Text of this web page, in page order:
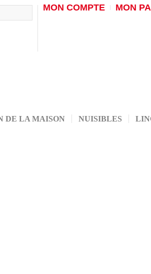
MON COMPTE MON
DE LA MAISON NUISIBLES